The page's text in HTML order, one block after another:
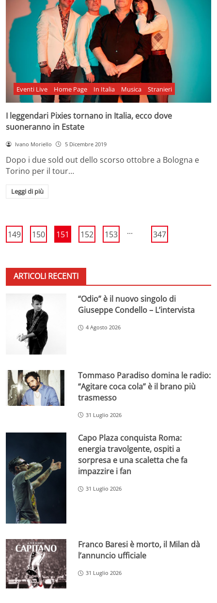
Eventi Live Home Page In Italia Musica Stranieri
I leggendari Pixies tornano in Italia, ecco dove
suoneranno in Estate
Ivano Moriello 5 Dicembre 2019
Dopo i due sold out dello scorso ottobre a Bologna e
Torino per il tour…
Leggi di più
149 150 151 152 153 ... 347
ARTICOLI RECENTI
“Odio” è il nuovo singolo di
Giuseppe Condello – L’intervista
4 Agosto 2026
Tommaso Paradiso domina le radio:
“Agitare coca cola” è il brano più
trasmesso
31 Luglio 2026
Capo Plaza conquista Roma:
energia travolgente, ospiti a
sorpresa e una scaletta che fa
impazzire i fan
31 Luglio 2026
Franco Baresi è morto, il Milan dà
l’annuncio ufficiale
31 Luglio 2026